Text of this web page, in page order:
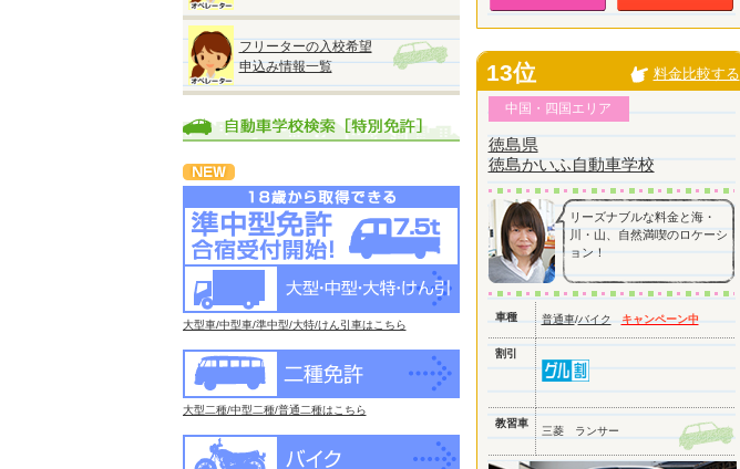
フリーターの入校希望
申込み情報一覧
大型車/中型車/準中型/大特/けん引車はこちら
大型二種/中型二種/普通二種はこちら
13位 料金比較する
中国・四国エリア
徳島県
徳島かいふ自動車学校
リーズナブルな料金と海・
川・山、自然満喫のロケーシ
ョン！
車種 普通車/バイク キャンペーン中
割引
教習車
三菱 ランサー